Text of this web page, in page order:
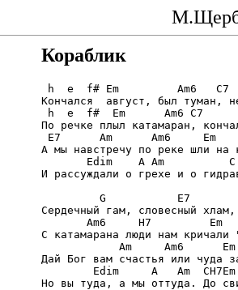
Кораблик
h  e  f# Em         Am6   C7
Кончался  август, был туман,
h  e  f#  Em      Am6 C7
По речке плыл катамаран,
E7      Am      Am6     Em
А мы навстречу по реке шли на
Edim    A Am
И рассуждали о грехе и о
G           E7
Сердечный гам, словесный
Am6     H7         Em
С катамарана люди нам кричали
            Am     Am6      Em
Дай Бог вам счастья или чуда
        Edim     A   Am  CH7Em
Но вы туда, а мы оттуда. До